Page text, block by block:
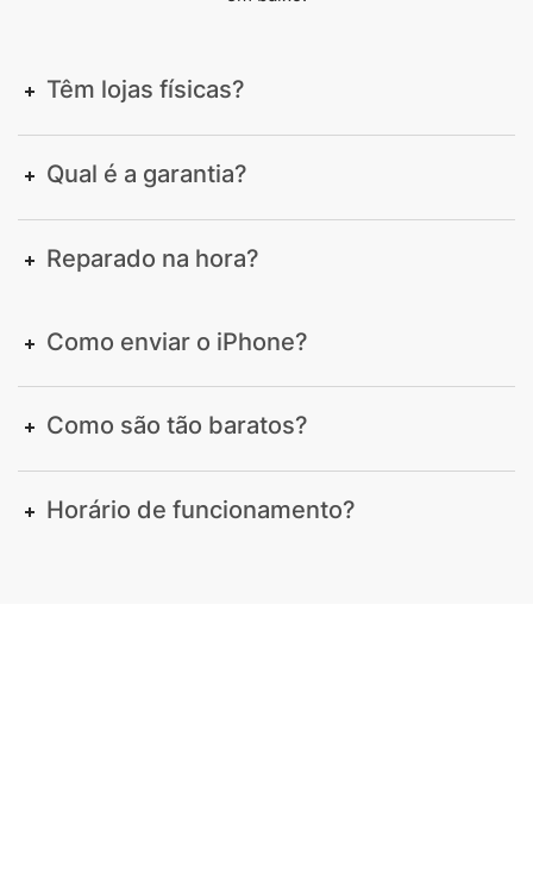
Têm lojas físicas?
Qual é a garantia?
Reparado na hora?
Como enviar o iPhone?
Como são tão baratos?
Horário de funcionamento?